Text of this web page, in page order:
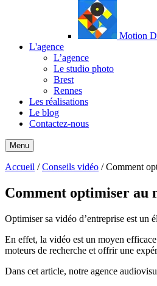
Motion
L'agence
L’agence
Le studio photo
Brest
Rennes
Les réalisations
Le blog
Contactez-nous
Menu
Accueil /Conseils vidéo /Comment
Comment optimiser au
Optimiser sa vidéo d’entreprise est un
En effet, la vidéo est un moyen
moteurs de recherche et offrir une
Dans cet article, notre agence